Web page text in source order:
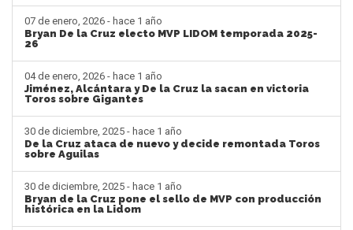
07 de enero, 2026 - hace 1 año
Bryan De la Cruz electo MVP LIDOM temporada 2025-
26
04 de enero, 2026 - hace 1 año
Jiménez, Alcántara y De la Cruz la sacan en victoria
Toros sobre Gigantes
30 de diciembre, 2025 - hace 1 año
De la Cruz ataca de nuevo y decide remontada Toros
sobre Aguilas
30 de diciembre, 2025 - hace 1 año
Bryan de la Cruz pone el sello de MVP con producción
histórica en la Lidom